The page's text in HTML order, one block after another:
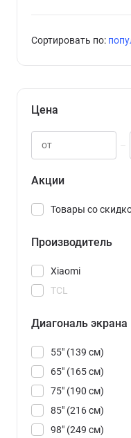
Сортировать по:
Цена
–
Акции
Товары со
Производитель
TCL
Xiaomi
Диагональ экрана
55" (139 см)
65" (165 см)
75" (190 см)
85" (216 см)
98" (249 см)